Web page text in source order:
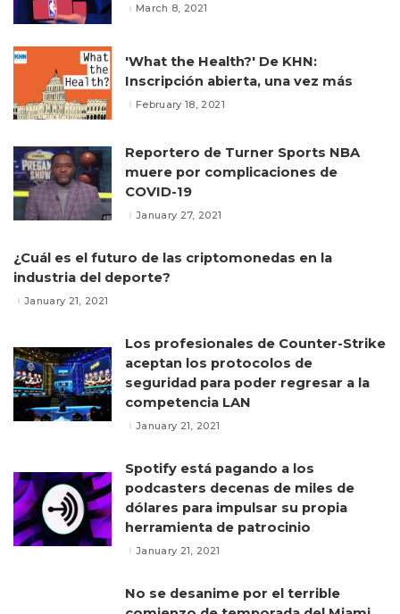
March 8, 2021
'What the Health?' De KHN:
Inscripción abierta, una vez más
February 18, 2021
Reportero de Turner Sports NBA
muere por complicaciones de
COVID-19
January 27, 2021
¿Cuál es el futuro de las criptomonedas en la
industria del deporte?
January 21, 2021
Los profesionales de Counter-Strike
aceptan los protocolos de
seguridad para poder regresar a la
competencia LAN
January 21, 2021
Spotify está pagando a los
podcasters decenas de miles de
dólares para impulsar su propia
herramienta de patrocinio
January 21, 2021
No se desanime por el terrible